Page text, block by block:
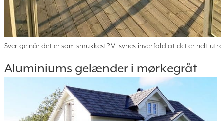
Sverige når det er som smukkest? Vi synes ihverfald at det er helt
Aluminiums gelænder i mørkegråt